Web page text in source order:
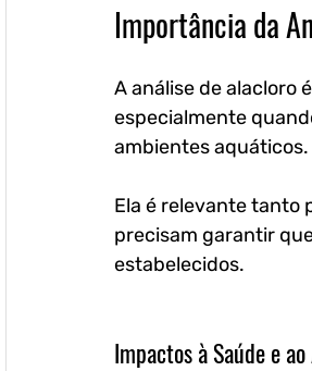
Importância da
A análise de alacloro
especialmente
ambientes aquáticos.
Ela é relevante tanto
precisam garantir
estabelecidos.
Impactos à Saúde e